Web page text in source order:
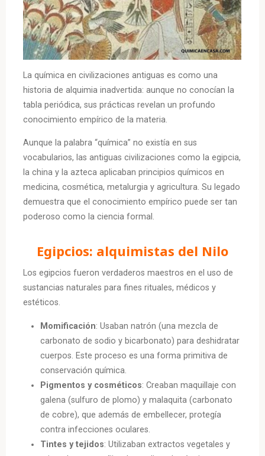
La química en civilizaciones antiguas es como una
historia de alquimia inadvertida: aunque no conocían la
tabla periódica, sus prácticas revelan un profundo
conocimiento empírico de la materia.
Aunque la palabra “química” no existía en sus
vocabularios, las antiguas civilizaciones como la egipcia,
la china y la azteca aplicaban principios químicos en
medicina, cosmética, metalurgia y agricultura. Su legado
demuestra que el conocimiento empírico puede ser tan
poderoso como la ciencia formal.
Egipcios: alquimistas del Nilo
Los egipcios fueron verdaderos maestros en el uso de
sustancias naturales para fines rituales, médicos y
estéticos.
Momificación: Usaban natrón (una mezcla de
carbonato de sodio y bicarbonato) para deshidratar
cuerpos. Este proceso es una forma primitiva de
conservación química.
Pigmentos y cosméticos: Creaban maquillaje con
galena (sulfuro de plomo) y malaquita (carbonato
de cobre), que además de embellecer, protegía
contra infecciones oculares.
Tintes y tejidos: Utilizaban extractos vegetales y